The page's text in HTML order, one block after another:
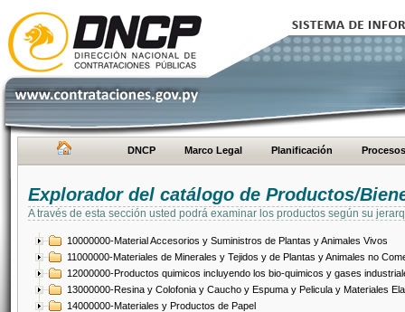
DNCP Marco Legal Planificación Procesos
Explorador del catálogo de Productos/
A través de esta sección usted podrá examinar los productos según su
10000000-Material Accesorios y Suministros de Plantas y Animales Vivos
11000000-Materiales de Minerales y Tejidos y de Plantas y Animales no
12000000-Productos quimicos incluyendo los bio-quimicos y gases
13000000-Resina y Colofonia y Caucho y Espuma y Pelicula y Materiales
14000000-Materiales y Productos de Papel